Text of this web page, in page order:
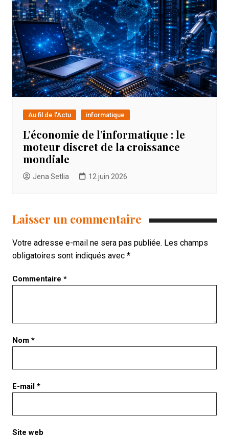
Au fil de l'Actu informatique
L’économie de l’informatique : le
moteur discret de la croissance
mondiale
Jena Setlia 12 juin 2026
Laisser un commentaire
Votre adresse e-mail ne sera pas publiée. Les champs
obligatoires sont indiqués avec *
Commentaire *
Nom *
E-mail *
Site web